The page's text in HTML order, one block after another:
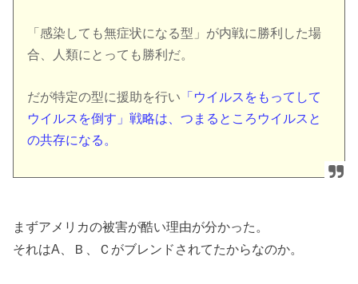
「感染しても無症状になる型」が内戦に勝利した場
合、人類にとっても勝利だ。
だが特定の型に援助を行い 「ウイルスをもってして
ウイルスを倒す」戦略は、つまるところウイルスと
の共存になる。
まずアメリカの被害が酷い理由が分かった。
それはA、Ｂ、Ｃがブレンドされてたからなのか。